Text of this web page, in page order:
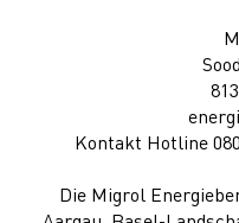
Kontakt Hotline
Die Migrol